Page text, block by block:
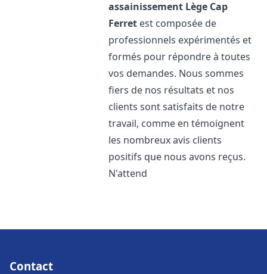
assainissement Lège Cap
Ferret est composée de
professionnels expérimentés et
formés pour répondre à toutes
vos demandes. Nous sommes
fiers de nos résultats et nos
clients sont satisfaits de notre
travail, comme en témoignent
les nombreux avis clients
positifs que nous avons reçus.
N'attend
Contact